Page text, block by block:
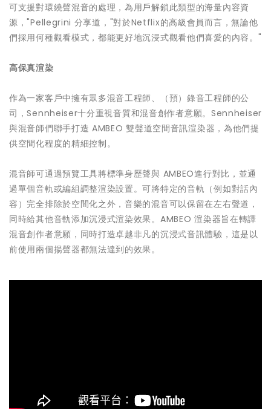
可支援對環繞聲混音的處理，為用戶解鎖此類型的海量內容資
源，"Pellegrini 分享道，"對於Netflix的高級會員而言，無論他
們採用何種觀看模式，都能更好地沉浸式觀看他們喜愛的內容。"
高保真渲染
作為一家客戶中擁有眾多混音工程師、（預）錄音工程師的公
司，Sennheiser十分重視音質和混音創作者意願。Sennheiser
與混音師們聯手打造 AMBEO 雙聲道空間音訊渲染器，為他們提
供空間化程度的精細控制。
混音師可通過預覽工具將標準身歷聲與 AMBEO進行對比，並通
過單個音軌或編組調整渲染設置。可將特定的音軌（例如對話內
容）完全排除於空間化之外，音樂的混音可以保留在左右聲道，
同時給其他音軌添加沉浸式渲染效果。AMBEO 渲染器旨在轉譯
混音創作者意願，同時打造卓越非凡的沉浸式音訊體驗，這是以
前使用兩個揚聲器都無法達到的效果。